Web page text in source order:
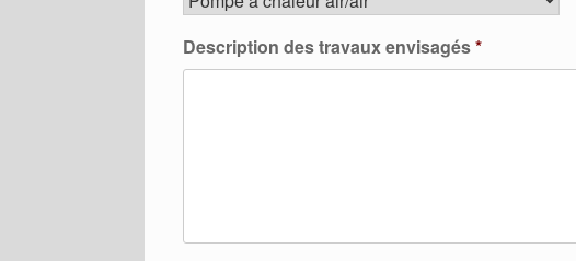
Description des travaux envisagés*